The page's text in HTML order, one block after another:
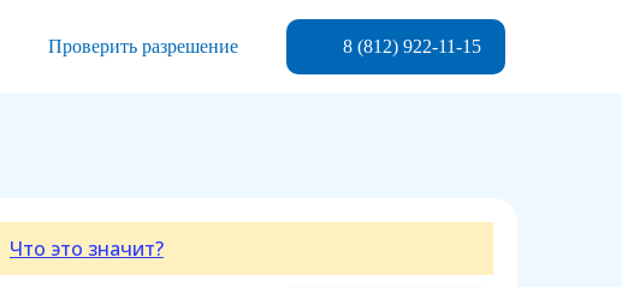
Проверить разрешение 8 (812) 922-11-15
Что это значит?